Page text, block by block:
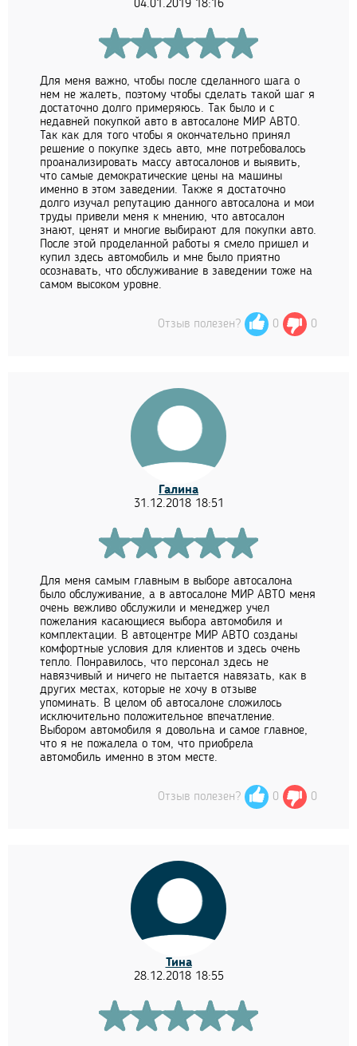
04.01.2019 18:16
Для меня важно, чтобы после сделанного шага о
нем не жалеть, поэтому чтобы сделать такой шаг я
достаточно долго примеряюсь. Так было и с
недавней покупкой авто в автосалоне МИР АВТО.
Так как для того чтобы я окончательно принял
решение о покупке здесь авто, мне потребовалось
проанализировать массу автосалонов и выявить,
что самые демократические цены на машины
именно в этом заведении. Также я достаточно
долго изучал репутацию данного автосалона и мои
труды привели меня к мнению, что автосалон
знают, ценят и многие выбирают для покупки авто.
После этой проделанной работы я смело пришел и
купил здесь автомобиль и мне было приятно
осознавать, что обслуживание в заведении тоже на
самом высоком уровне.
Отзыв полезен? 0 0
Галина
31.12.2018 18:51
Для меня самым главным в выборе автосалона
было обслуживание, а в автосалоне МИР АВТО меня
очень вежливо обслужили и менеджер учел
пожелания касающиеся выбора автомобиля и
комплектации. В автоцентре МИР АВТО созданы
комфортные условия для клиентов и здесь очень
тепло. Понравилось, что персонал здесь не
навязчивый и ничего не пытается навязать, как в
других местах, которые не хочу в отзыве
упоминать. В целом об автосалоне сложилось
исключительно положительное впечатление.
Выбором автомобиля я довольна и самое главное,
что я не пожалела о том, что приобрела
автомобиль именно в этом месте.
Отзыв полезен? 0 0
Тина
28.12.2018 18:55